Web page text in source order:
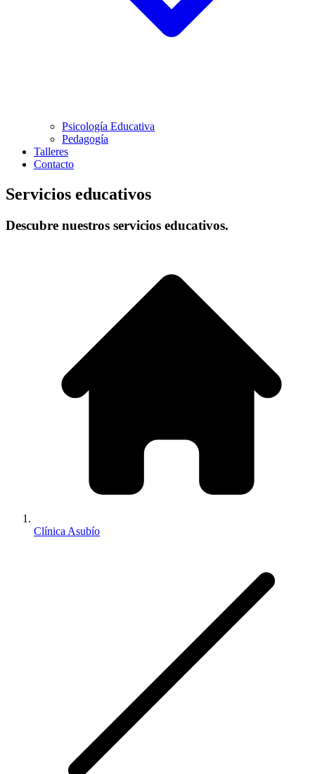
Psicología Educativa
Pedagogía
Talleres
Contacto
Servicios educativos
Descubre nuestros servicios educativos.
Clínica Asubío